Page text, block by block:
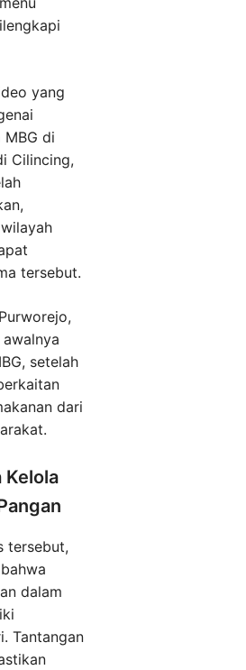
yang
di
Cilincing,
tersebut.
setelah
dari
Kelola
tersebut,
dalam
Tantangan